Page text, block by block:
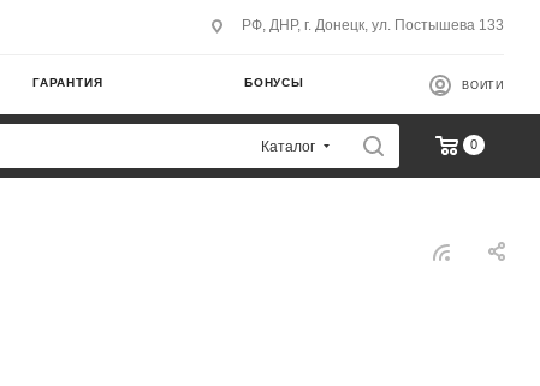
РФ, ДНР, г. Донецк, ул. Постышева 133
ГАРАНТИЯ БОНУСЫ ВОЙТИ
Каталог 0